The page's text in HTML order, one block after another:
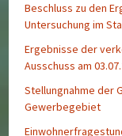
Beschluss zu den
Untersuchung im
Ergebnisse der
Ausschuss am
Stellungnahme der
Gewerbegebiet